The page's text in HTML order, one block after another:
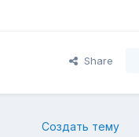
Share
Создать тему